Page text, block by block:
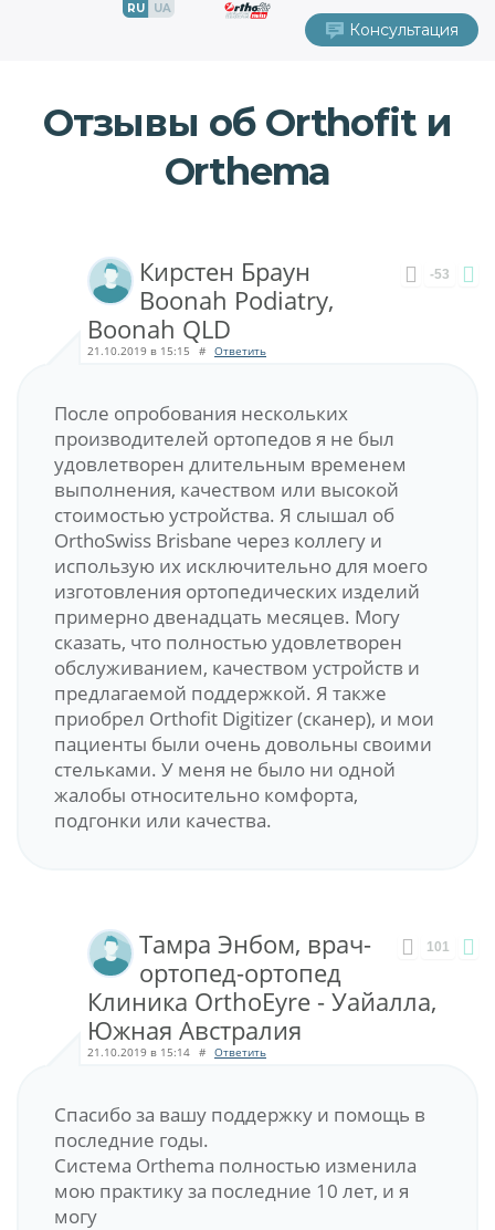
RU UA
Консультация
Отзывы об Orthofit и
Orthema
-53
Кирстен Браун
Boonah Podiatry,
Boonah QLD
21.10.2019 в 15:15 # Ответить
После опробования нескольких
производителей ортопедов я не был
удовлетворен длительным временем
выполнения, качеством или высокой
стоимостью устройства. Я слышал об
OrthoSwiss Brisbane через коллегу и
использую их исключительно для моего
изготовления ортопедических изделий
примерно двенадцать месяцев. Могу
сказать, что полностью удовлетворен
обслуживанием, качеством устройств и
предлагаемой поддержкой. Я также
приобрел Orthofit Digitizer (сканер), и мои
пациенты были очень довольны своими
стельками. У меня не было ни одной
жалобы относительно комфорта,
подгонки или качества.
101
Тамра Энбом, врач-
ортопед-ортопед
Клиника OrthoEyre - Уайалла,
Южная Австралия
21.10.2019 в 15:14 # Ответить
Спасибо за вашу поддержку и помощь в
последние годы.
Система Orthema полностью изменила
мою практику за последние 10 лет, и я
могу